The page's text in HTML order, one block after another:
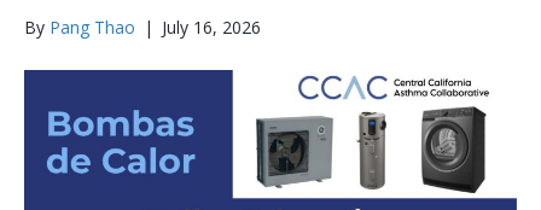
By Pang Thao | July 16, 2026